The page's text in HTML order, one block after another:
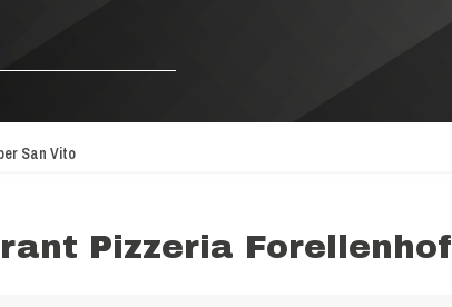
San Vito
Pizzeria Forellenhof